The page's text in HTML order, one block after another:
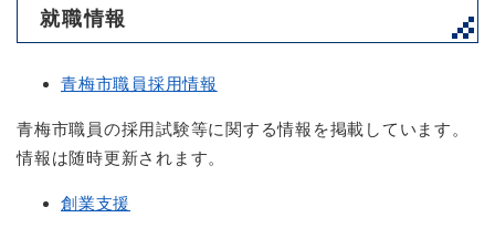
就職情報
青梅市職員採用情報
青梅市職員の採用試験等に関する情報を掲載しています。
情報は随時更新されます。
創業支援